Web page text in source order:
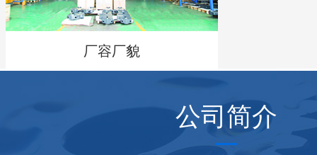
厂容厂貌
公司简介